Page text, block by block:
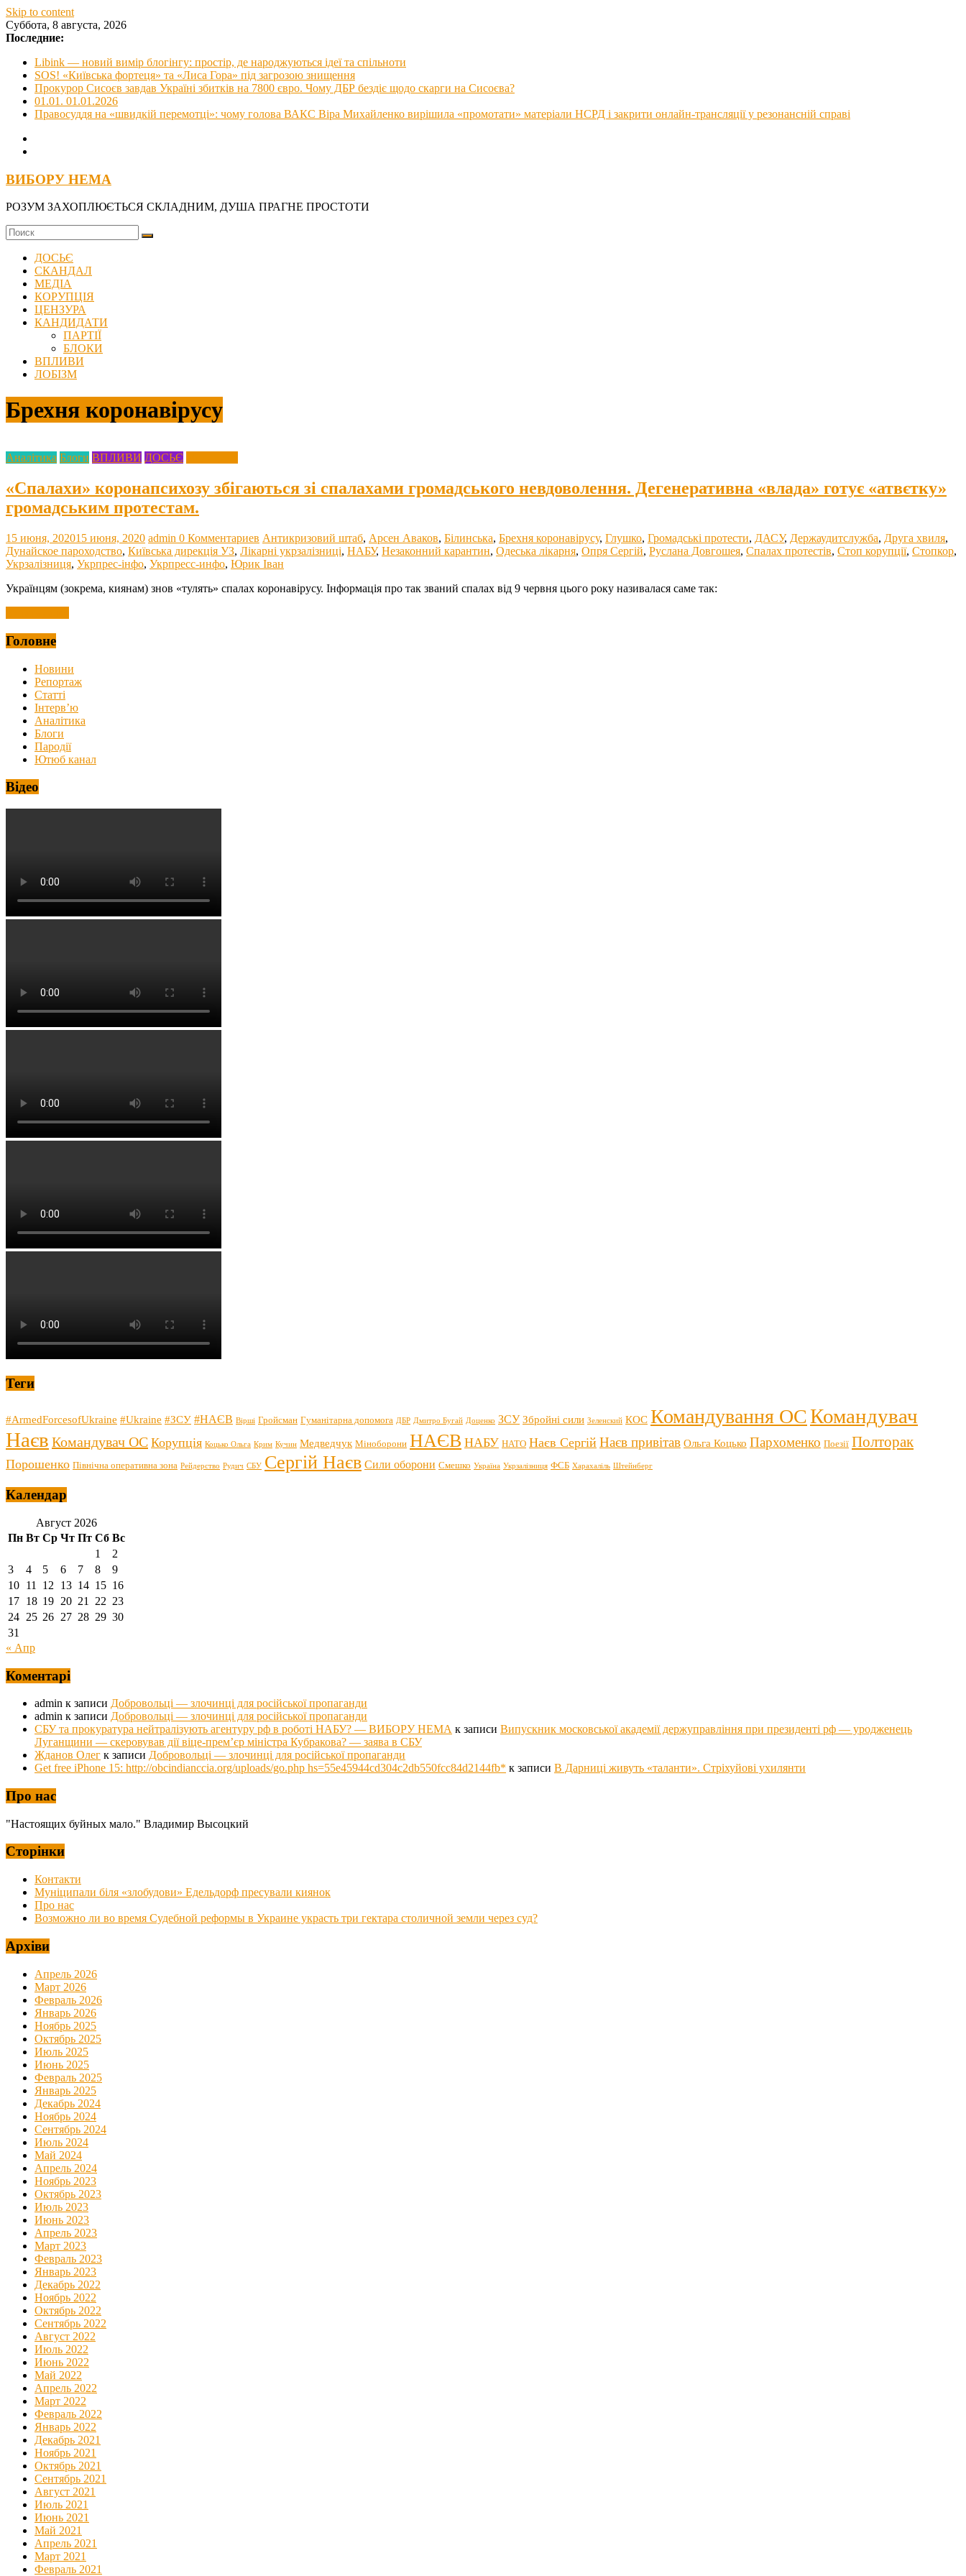
Skip to content
Суббота, 8 августа, 2026
Последние:
Libink — новий вимір блогінгу: простір, де народжуються ідеї та спільноти
SOS! «Київська фортеця» та «Лиса Гора» під загрозою знищення
Прокурор Сисоєв завдав Україні збитків на 7800 євро. Чому ДБР бездіє щодо скарги на Сисоєва?
01.01. 01.01.2026
Правосуддя на «швидкій перемотці»: чому голова ВАКС Віра Михайленко вирішила «промотати» матеріали НСРД і закрити онлайн-трансляції у резонансній справі
ВИБОРУ НЕМА
РОЗУМ ЗАХОПЛЮЄТЬСЯ СКЛАДНИМ, ДУША ПРАГНЕ ПРОСТОТИ
ДОСЬЄ
СКАНДАЛ
МЕДІА
КОРУПЦІЯ
ЦЕНЗУРА
КАНДИДАТИ
ПАРТІЇ
БЛОКИ
ВПЛИВИ
ЛОБІЗМ
Брехня коронавірусу
Аналітика Блоги ВПЛИВИ ДОСЬЄ
«Спалахи» коронапсихозу збігаються зі спалахами громадського невдоволення. Дегенеративна «влада» готує «атвєтку»
громадським протестам.
15 июня, 202015 июня, 2020 admin 0 Комментариев Антикризовий штаб, Арсен Аваков, Білинська, Брехня коронавірусу, Глушко, Громадські протести, ДАСУ, Держаудитслужба, Друга хвиля,
Дунайское пароходство, Київська дирекція УЗ, Лікарні укрзалізниці, НАБУ, Незаконний карантин, Одеська лікарня, Опря Сергій, Руслана Довгошея, Спалах протестів, Стоп корупції, Стопкор,
Укрзалізниця, Укрпрес-інфо, Укрпресс-инфо, Юрик Іван
Українцям (зокрема, киянам) знов «тулять» спалах коронавірусу. Інформація про так званий спалах від 9 червня цього року називалася саме так:
Головне
Новини
Репортаж
Статті
Інтерв’ю
Аналітика
Блоги
Пародії
Ютюб канал
Відео
Теги
#ArmedForcesofUkraine #Ukraine #ЗСУ #НАЄВ Вірші Гройсман Гуманітарна допомога ДБР Дмитро Бугай Доценко ЗСУ Збройні сили Зеленский КОС Командування ОСКомандувач
Наєв Командувач ОС Корупція Коцько Ольга Крим Кучин Медведчук Міноборони НАЄВ НАБУ НАТО Наєв Сергій Наєв привітав Ольга Коцько Пархоменко Поезії Полторак
Порошенко Північна оперативна зона Рейдерство Рудич СБУ Сергій Наєв Сили оборони Смешко Україна Укрзалізниця ФСБ Харахаліль Штейнберг
Календар
Август 2026
Пн Вт Ср Чт Пт Сб Вс
1
2
3
4 5 6 7 8
9
10 11 12 13 14 15 16
17 18 19 20 21 22 23
24 25 26 27 28 29 30
31
« Апр
Коментарі
admin к записи Добровольці — злочинці для російської пропаганди
admin к записи Добровольці — злочинці для російської пропаганди
СБУ та прокуратура нейтралізують агентуру рф в роботі НАБУ? — ВИБОРУ НЕМА к записи Випускник московської академії держуправління при президенті рф — уродженець
Луганщини — скеровував дії віце-прем’єр міністра Кубракова? — заява в СБУ
Жданов Олег к записи Добровольці — злочинці для російської пропаганди
Get free iPhone 15: http://obcindianccia.org/uploads/go.php hs=55e45944cd304c2db550fcc84d2144fb* к записи В Дарниці живуть «таланти». Стріхуйові ухилянти
Про нас
"Настоящих буйных мало." Владимир Высоцкий
Сторінки
Контакти
Муніципали біля «злобудови» Едельдорф пресували киянок
Про нас
Возможно ли во время Судебной реформы в Украине украсть три гектара столичной земли через суд?
Архіви
Апрель 2026
Март 2026
Февраль 2026
Январь 2026
Ноябрь 2025
Октябрь 2025
Июль 2025
Июнь 2025
Февраль 2025
Январь 2025
Декабрь 2024
Ноябрь 2024
Сентябрь 2024
Июль 2024
Май 2024
Апрель 2024
Ноябрь 2023
Октябрь 2023
Июль 2023
Июнь 2023
Апрель 2023
Март 2023
Февраль 2023
Январь 2023
Декабрь 2022
Ноябрь 2022
Октябрь 2022
Сентябрь 2022
Август 2022
Июль 2022
Июнь 2022
Май 2022
Апрель 2022
Март 2022
Февраль 2022
Январь 2022
Декабрь 2021
Ноябрь 2021
Октябрь 2021
Сентябрь 2021
Август 2021
Июль 2021
Июнь 2021
Май 2021
Апрель 2021
Март 2021
Февраль 2021